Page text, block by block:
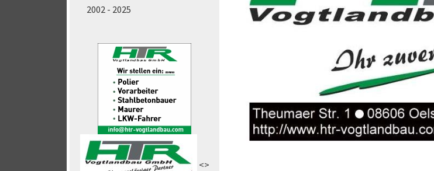
2002 - 2025
<>